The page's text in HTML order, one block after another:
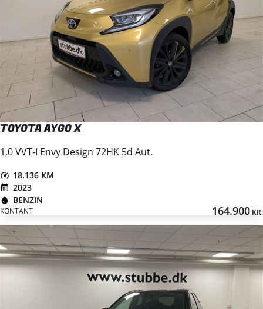
TOYOTA AYGO X
1,0 VVT-I Envy Design 72HK 5d Aut.
18.136 KM
2023
BENZIN
KONTANT 164.900 KR.